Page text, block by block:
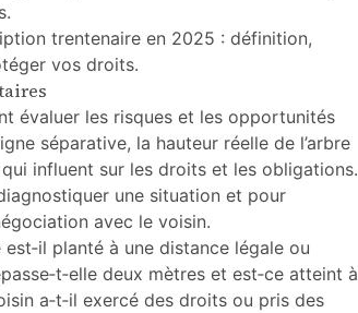
évaluer les risques et les opportunités
séparative, la hauteur réelle de l’arbre
influent sur les droits et les obligations.
une situation et pour
avec le voisin.
est‑il planté à une distance légale ou
deux mètres et est‑ce atteint à
a‑t‑il exercé des droits ou pris des